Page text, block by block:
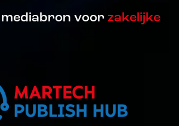
voor zakelijke